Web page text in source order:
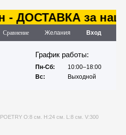
ДОСТАВКА за наш
Сравнение Желания Вход
График работы:
Пн-Сб:
10:00–18:00
Вс:
Выходной
O:8 см. H:24 см. L:8 см. V:300